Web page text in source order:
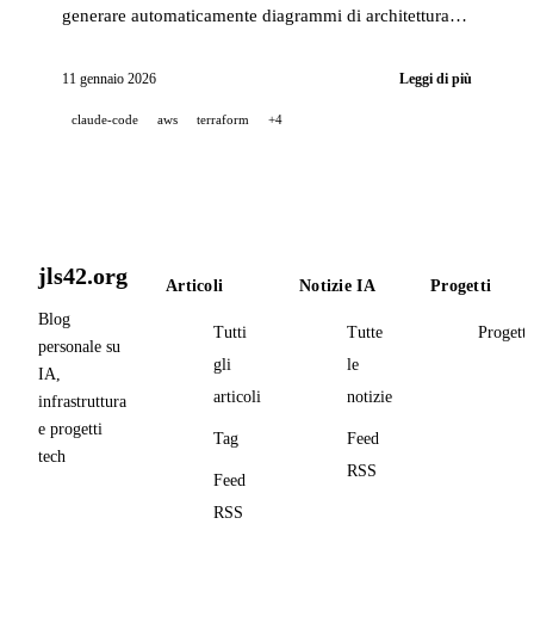
generare automaticamente diagrammi di architettura
11 gennaio 2026 Leggi di più
claude-code aws terraform +4
jls42.org
Blog
personale su
IA,
infrastruttura
e progetti
tech
Articoli
Tutti
gli
articoli
Tag
Feed
RSS
Notizie IA
Tutte
le
notizie
Feed
RSS
Progetti
Progetti